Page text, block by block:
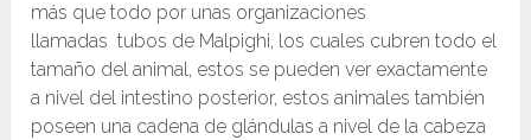
más que todo por unas organizaciones
llamadas tubos de Malpighi, los cuales cubren todo el
tamaño del animal, estos se pueden ver exactamente
a nivel del intestino posterior, estos animales también
poseen una cadena de glándulas a nivel de la cabeza